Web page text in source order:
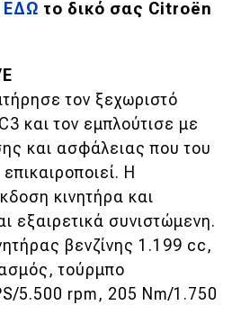
ΕΔΩ το δικό σας Citroën
τον ξεχωριστό
και τον εμπλούτισε με
και ασφάλειας που του
επικαιροποιεί. Η
κινητήρα και
εξαιρετικά συνιστώμενη.
βενζίνης 1.199 cc,
τούρμπο
5.500 rpm, 205 Nm/1.750